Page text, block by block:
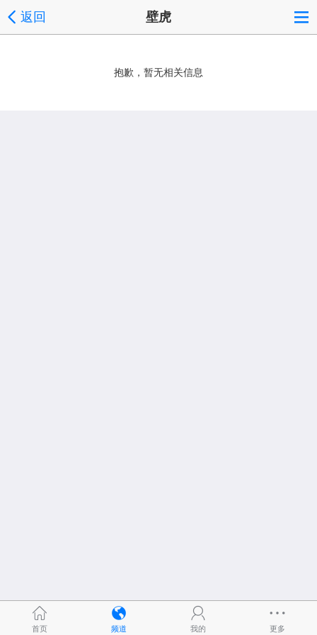
返回 壁虎
抱歉，暂无相关信息
首页 频道 我的 更多